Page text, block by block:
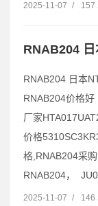
2025-11-07 / 157
RNAB204
RNAB204 日本
RNAB204价格
厂家
价格
格,RNAB204采
RNAB204，
2025-11-07 / 146